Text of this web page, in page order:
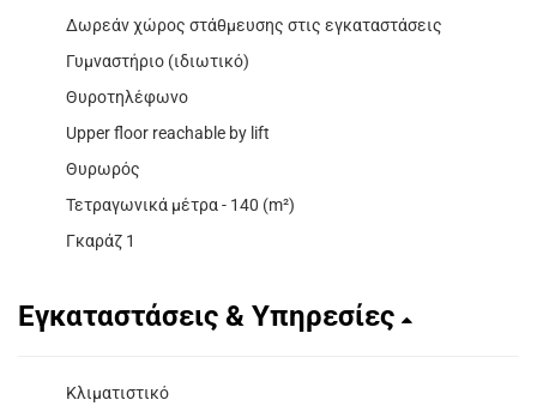
Δωρεάν χώρος στάθμευσης στις εγκαταστάσεις
Γυμναστήριο (ιδιωτικό)
Θυροτηλέφωνο
Upper floor reachable by lift
Θυρωρός
Τετραγωνικά μέτρα - 140 (m²)
Γκαράζ 1
Εγκαταστάσεις & Υπηρεσίες
Κλιματιστικό